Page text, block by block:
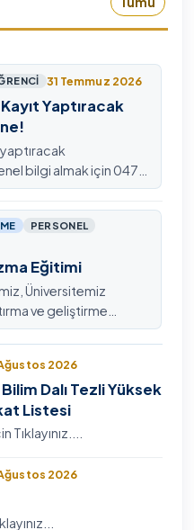
31 Temmuz 2026
Yaptıracak
bilgi almak için 0478
telefondan
PERSONEL
Eğitimi
Üniversitemiz
ve geliştirme
ve uluslararası fon
2026
Dalı Tezli Yüksek
Listesi
2026